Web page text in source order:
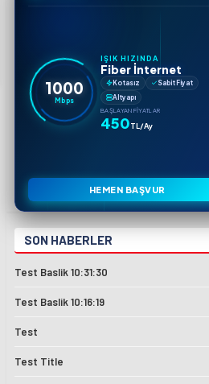
1000
Mbps
IŞIK HIZINDA
Fiber İnternet
Kotasız
Sabit Fiyat
Altyapı
BAŞLAYAN FIYATLAR
450TL/Ay
HEMEN BAŞVUR
SON HABERLER
Test Baslik 10:31:30
Test Baslik 10:16:19
Test
Test Title